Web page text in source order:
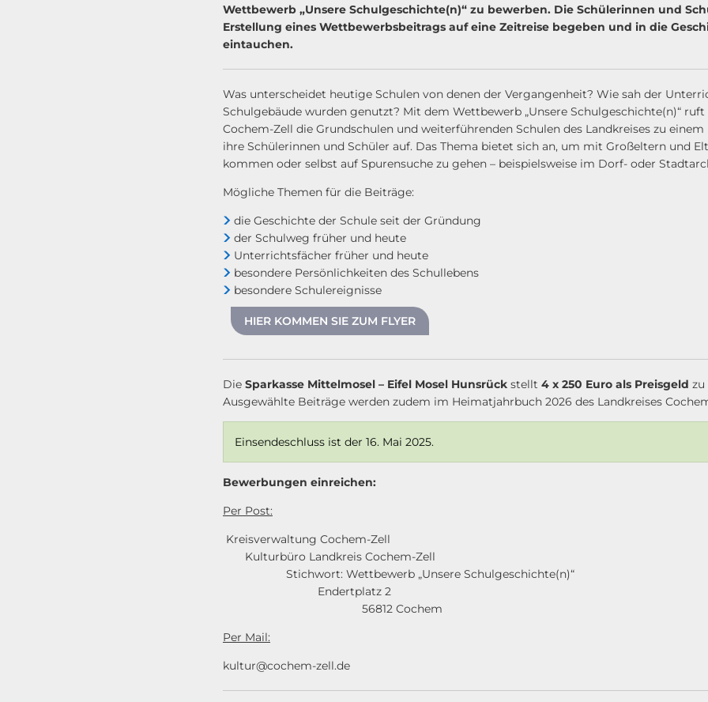
Wettbewerb „Unsere Schulgeschichte(n)“ zu bewerben. Die Schülerinnen und
Erstellung eines Wettbewerbsbeitrags auf eine Zeitreise begeben und in die
eintauchen.
Was unterscheidet heutige Schulen von denen der Vergangenheit? Wie sah der
Schulgebäude wurden genutzt? Mit dem Wettbewerb „Unsere Schulgeschichte(n)“
Cochem-Zell die Grundschulen und weiterführenden Schulen des Landkreises zu
ihre Schülerinnen und Schüler auf. Das Thema bietet sich an, um mit Großeltern und
kommen oder selbst auf Spurensuche zu gehen – beispielsweise im Dorf- oder
Mögliche Themen für die Beiträge:
die Geschichte der Schule seit der Gründung
der Schulweg früher und heute
Unterrichtsfächer früher und heute
besondere Persönlichkeiten des Schullebens
besondere Schulereignisse
HIER KOMMEN SIE ZUM FLYER
Die Sparkasse Mittelmosel – Eifel Mosel Hunsrück stellt 4 x 250 Euro als Preisgeld zu
Ausgewählte Beiträge werden zudem im Heimatjahrbuch 2026 des Landkreises
Einsendeschluss ist der 16. Mai 2025.
Bewerbungen einreichen:
Per Post:
Kreisverwaltung
Kulturbüro Landkreis
Stichwort: Wettbewerb „Unsere
56812 Cochem
Per Mail:
kultur@cochem-zell.de